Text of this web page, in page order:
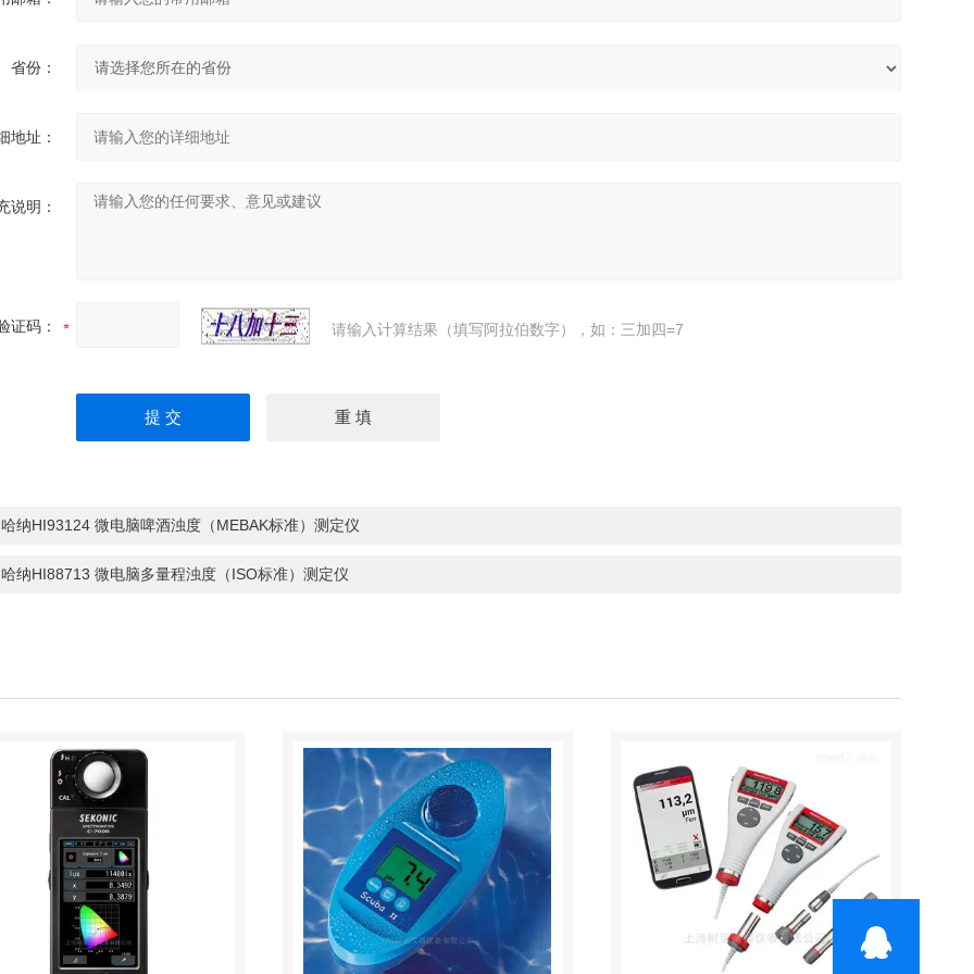
省份：
地址：
说明：
证码： 请输入计算结果（填写阿拉伯数字），如：三加四=7
哈纳HI93124 微电脑啤酒浊度（MEBAK标准）测定仪
哈纳HI88713 微电脑多量程浊度（ISO标准）测定仪